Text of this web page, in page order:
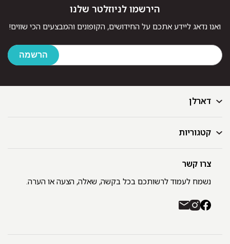
דארלן
דף הבית
GIFT CARD
רשימת חנויות
משלוחים והחזרות
קטגוריות
מצעים
מגבות
כיסויי מיטה
צרו קשר
נשמח לעמוד לרשותכם בכל בקשה, שאלה, הצעה או הערה.
הירשמו לניוזלטר שלנו
ואנו נדאג ליידע אתכם על החידושים, הקופונים והמבצעים הכי שווים!